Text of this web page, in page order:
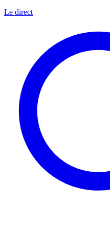
Le direct